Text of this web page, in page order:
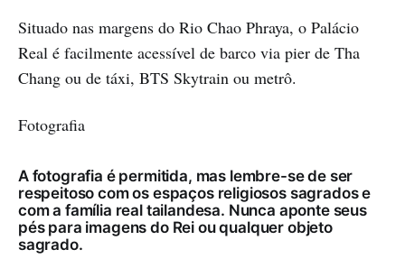
Situado nas margens do Rio Chao Phraya, o Palácio
Real é facilmente acessível de barco via pier de Tha
Chang ou de táxi, BTS Skytrain ou metrô.
Fotografia
A fotografia é permitida, mas lembre-se de ser
respeitoso com os espaços religiosos sagrados e
com a família real tailandesa. Nunca aponte seus
pés para imagens do Rei ou qualquer objeto
sagrado.